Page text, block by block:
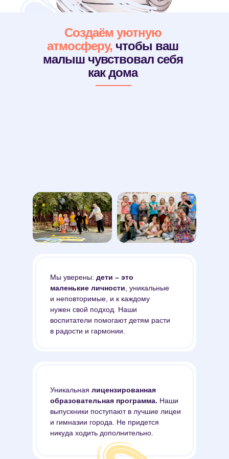
Создаём уютную
атмосферу, чтобы ваш
малыш чувствовал себя
как дома
Мы уверены: дети – это
маленькие личности , уникальные
и неповторимые, и к каждому
нужен свой подход. Наши
воспитатели помогают детям расти
в радости и гармонии.
Уникальная лицензированная
образовательная программа. Наши
выпускники поступают в лучшие лицеи
и гимназии города. Не придется
никуда ходить дополнительно.